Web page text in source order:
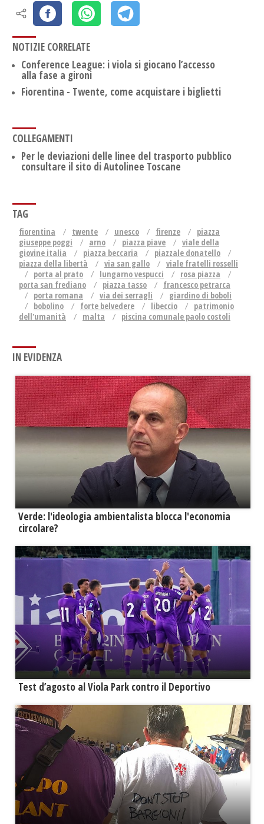
NOTIZIE CORRELATE
Conference League: i viola si giocano l’accesso
alla fase a gironi
Fiorentina - Twente, come acquistare i biglietti
COLLEGAMENTI
Per le deviazioni delle linee del trasporto pubblico
consultare il sito di Autolinee Toscane
TAG
fiorentina twente unesco firenze
piazza
giuseppe poggi
arno piazza piave
viale della
giovine italia
piazza beccaria
piazzale donatello
piazza della libertà
via san gallo
viale fratelli rosselli
porta al prato
lungarno vespucci
rosa piazza
porta san frediano
piazza tasso
francesco petrarca
porta romana
via dei serragli
giardino di boboli
bobolino
forte belvedere libeccio
patrimonio
dell'umanità
malta piscina comunale paolo costoli
IN EVIDENZA
Verde: l'ideologia ambientalista blocca l'economia
circolare?
Test d’agosto al Viola Park contro il Deportivo